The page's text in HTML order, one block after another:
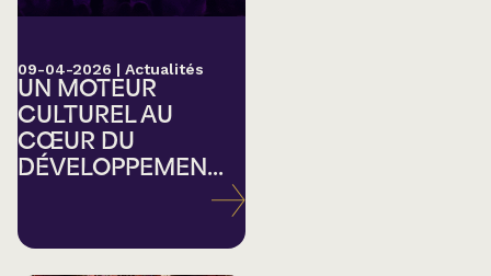
09-04-2026 | Actualités
UN MOTEUR
CULTUREL AU
CŒUR DU
DÉVELOPPEMEN...